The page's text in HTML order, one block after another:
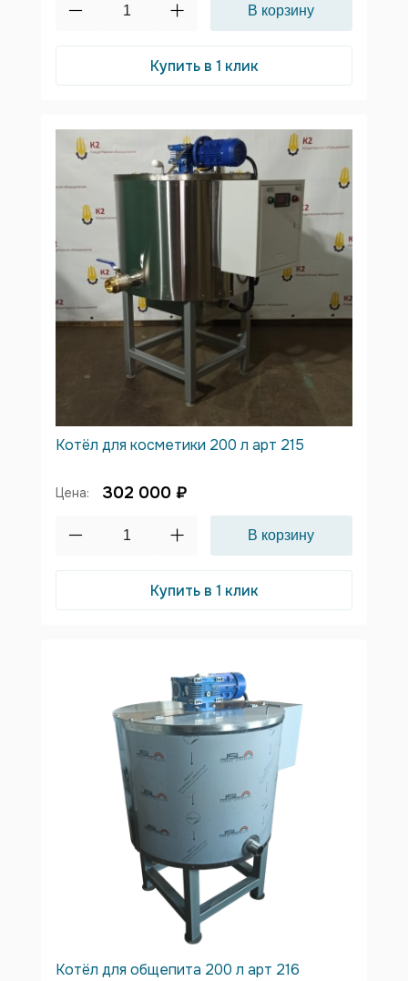
Купить в 1 клик
Котёл для косметики 200 л арт 215
Цена: 302 000 ₽
Купить в 1 клик
Котёл для общепита 200 л арт 216